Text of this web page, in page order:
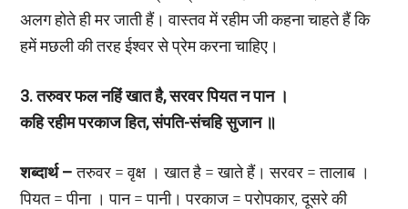
अलग होते ही मर जाती हैं। वास्तव में रहीम जी कहना चाहते हैं कि
हमें मछली की तरह ईश्वर से प्रेम करना चाहिए।
3. तरुवर फल नहिं खात है, सरवर पियत न पान ।
कहि रहीम परकाज हित, संपति-संचहि सुजान ॥
शब्दार्थ –तरुवर = वृक्ष । खात है = खाते हैं। सरवर = तालाब ।
पियत = पीना । पान = पानी। परकाज = परोपकार, दूसरे की